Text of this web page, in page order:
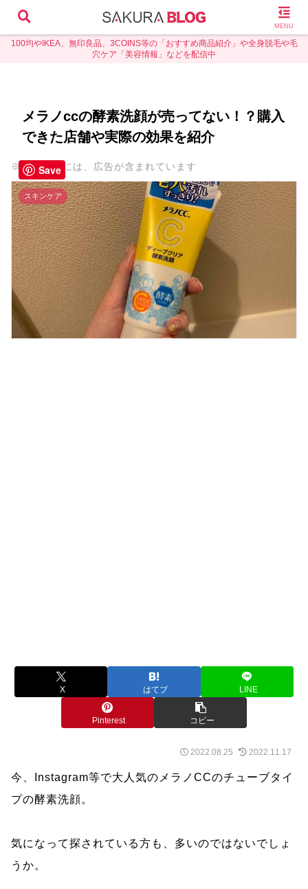
100均やIKEA、無印良品、3COINS等の「おすすめ商品紹介」や全身脱毛や毛
穴ケア「美容情報」などを配信中
メラノccの酵素洗顔が売ってない！？購入
できた店舗や実際の効果を紹介
※本ページには、広告が含まれています
スキンケア
X はてブ LINE
Pinterest コピー
2022.08.25 2022.11.17
今、Instagram等で大人気のメラノCCのチューブタイ
プの酵素洗顔。
気になって探されている方も、多いのではないでしょ
うか。
MENU
Save